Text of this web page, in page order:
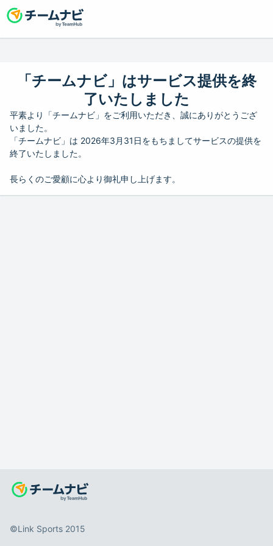
「チームナビ」はサービス提供を終
了いたしました
平素より「チームナビ」をご利用いただき、誠にありがとうござ
いました。
「チームナビ」は 2026年3月31日をもちましてサービスの提供を
終了いたしました。
長らくのご愛顧に心より御礼申し上げます。
©️Link Sports 2015